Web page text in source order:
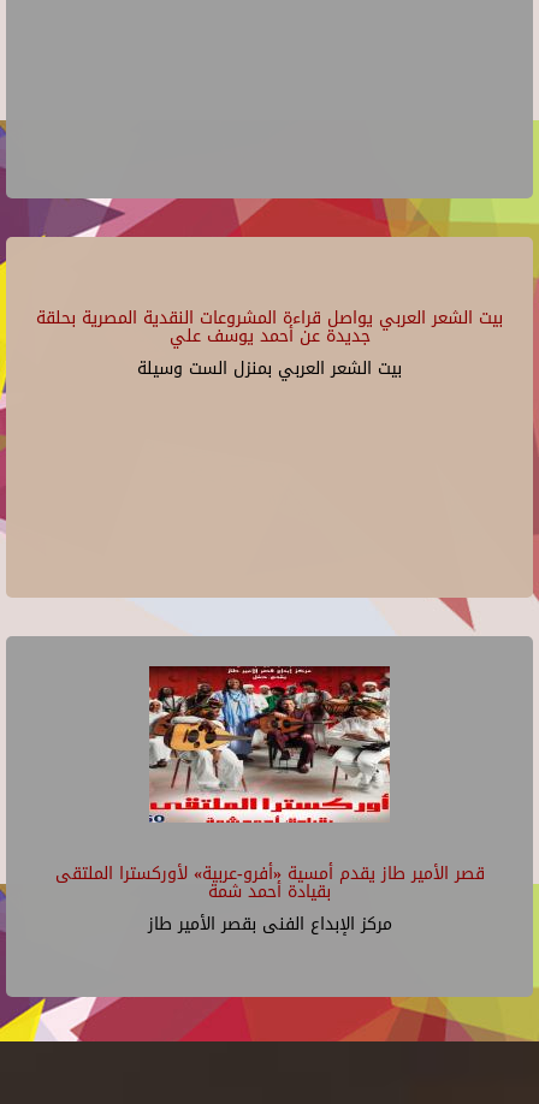
بيت الشعر العربي يواصل قراءة المشروعات النقدية المصرية بحلقة
جديدة عن أحمد يوسف علي
بيت الشعر العربي بمنزل الست وسيلة
قصر الأمير طاز يقدم أمسية «أفرو-عربية» لأوركسترا الملتقى
بقيادة أحمد شمة
مركز الإبداع الفنى بقصر الأمير طاز